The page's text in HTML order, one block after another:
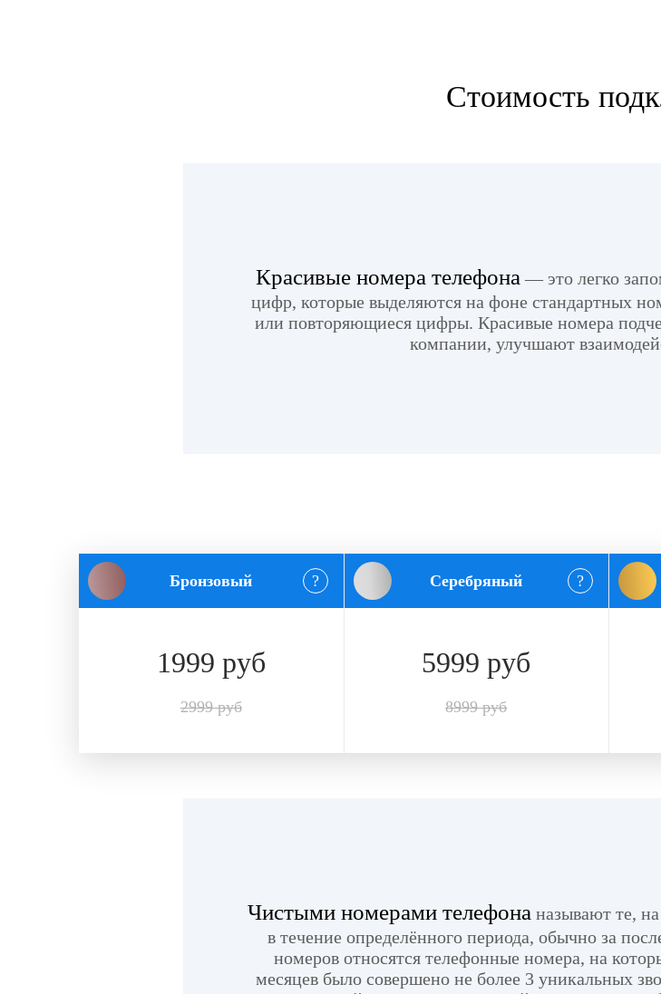
Стоимость
Красивые номера телефона — это легко
цифр, которые выделяются на фоне стандартных
или повторяющиеся цифры. Красивые номера
компании, улучшают
Бронзовый ?
1999 руб
2999 руб
Серебряный ?
5999 руб
8999 руб
Чистыми номерами телефона называют те,
в течение определённого периода, обычно за
номеров относятся телефонные номера, на
месяцев было совершено не более 3 уникальных